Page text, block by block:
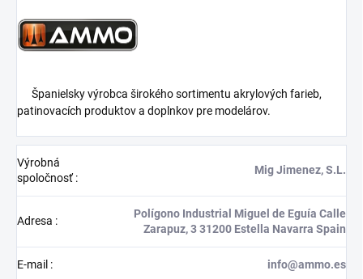
Španielsky výrobca širokého sortimentu akrylových farieb,
patinovacích produktov a doplnkov pre modelárov.
Výrobná
spoločnosť:
Mig Jimenez, S.L.
Adresa :
Polígono Industrial Miguel de Eguía Calle
Zarapuz, 3 31200 Estella Navarra Spain
E-mail : info@ammo.es